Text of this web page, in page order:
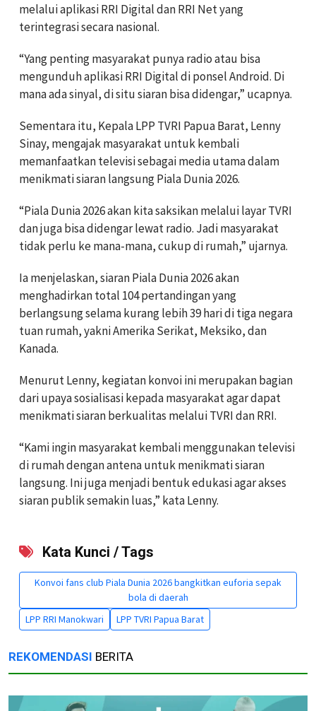
melalui aplikasi RRI Digital dan RRI Net yang
terintegrasi secara nasional.
“Yang penting masyarakat punya radio atau bisa
mengunduh aplikasi RRI Digital di ponsel Android. Di
mana ada sinyal, di situ siaran bisa didengar,” ucapnya.
Sementara itu, Kepala LPP TVRI Papua Barat, Lenny
Sinay, mengajak masyarakat untuk kembali
memanfaatkan televisi sebagai media utama dalam
menikmati siaran langsung Piala Dunia 2026.
“Piala Dunia 2026 akan kita saksikan melalui layar TVRI
dan juga bisa didengar lewat radio. Jadi masyarakat
tidak perlu ke mana-mana, cukup di rumah,” ujarnya.
Ia menjelaskan, siaran Piala Dunia 2026 akan
menghadirkan total 104 pertandingan yang
berlangsung selama kurang lebih 39 hari di tiga negara
tuan rumah, yakni Amerika Serikat, Meksiko, dan
Kanada.
Menurut Lenny, kegiatan konvoi ini merupakan bagian
dari upaya sosialisasi kepada masyarakat agar dapat
menikmati siaran berkualitas melalui TVRI dan RRI.
“Kami ingin masyarakat kembali menggunakan televisi
di rumah dengan antena untuk menikmati siaran
langsung. Ini juga menjadi bentuk edukasi agar akses
siaran publik semakin luas,” kata Lenny.
Kata Kunci / Tags
Konvoi fans club Piala Dunia 2026 bangkitkan euforia sepak
bola di daerah
LPP RRI Manokwari
LPP TVRI Papua Barat
REKOMENDASI BERITA